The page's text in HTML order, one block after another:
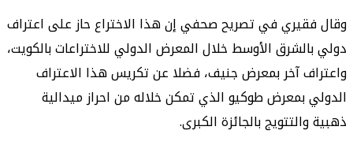
في تصريح صحفي إن هذا الاختراع حاز على اعتراف
الأوسط خلال المعرض الدولي للاختراعات بالكويت،
آخر بمعرض جنيف، فضلا عن تكريس هذا الاعتراف
طوكيو الذي تمكن خلاله من احراز ميدالية
بالجائزة الكبرى.